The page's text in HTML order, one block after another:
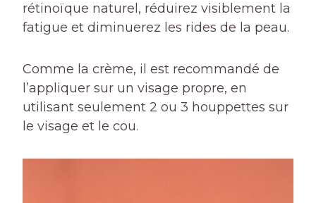
rétinoïque naturel, réduirez visiblement la
fatigue et diminuerez les rides de la peau.
Comme la crème, il est recommandé de
l’appliquer sur un visage propre, en
utilisant seulement 2 ou 3 houppettes sur
le visage et le cou.